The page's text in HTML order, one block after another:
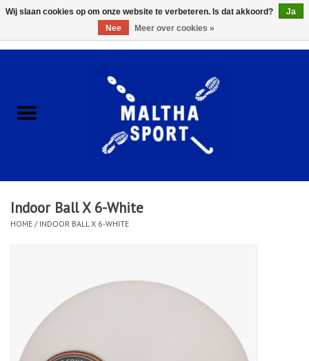
ACCESSOIRES/HARDWARE
KLEDING
CLUBSHOPS
Afspraak Loop Analyse
Diensten
Indoor Ball X 6-White
HOME / INDOOR BALL X 6-WHITE
Wij slaan cookies op om onze website te verbeteren. Is dat akkoord?
Ja
Nee
Meer over cookies »